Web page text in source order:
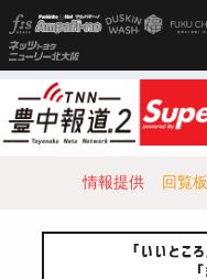
情報提供 回覧板